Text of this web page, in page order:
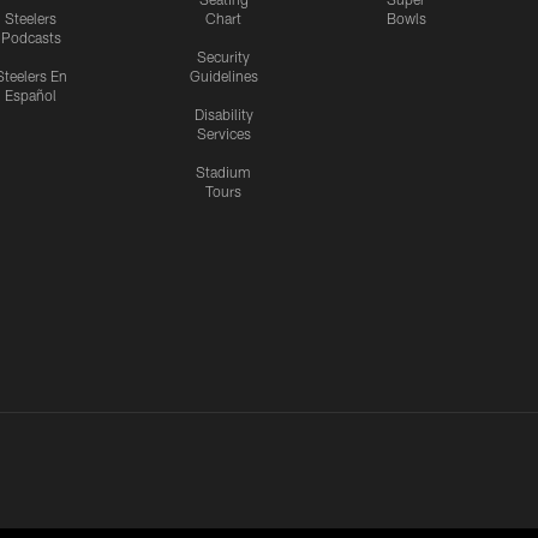
Steelers
Podcasts
En
Español
Chart
Security
Guidelines
Disability
Services
Stadium
Tours
Bowls